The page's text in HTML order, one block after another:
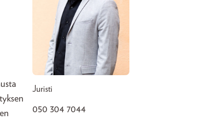
Juristi
050 304 7044